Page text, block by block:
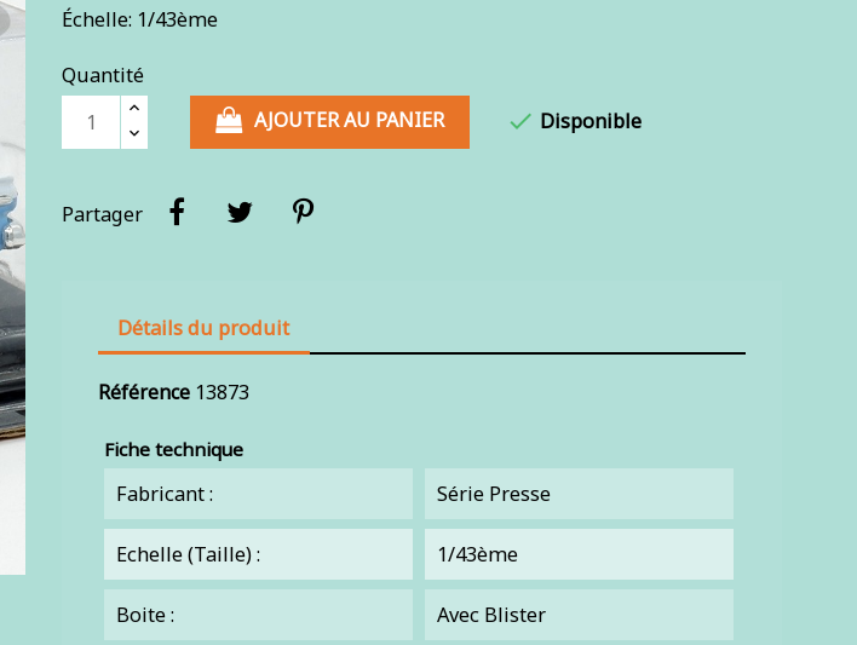
Échelle: 1/43ème
Quantité
AJOUTER AU PANIER
 Disponible
Partager
Détails du produit
Référence 13873
Fiche technique
Fabricant : Série Presse
Echelle (Taille) : 1/43ème
Boite : Avec Blister